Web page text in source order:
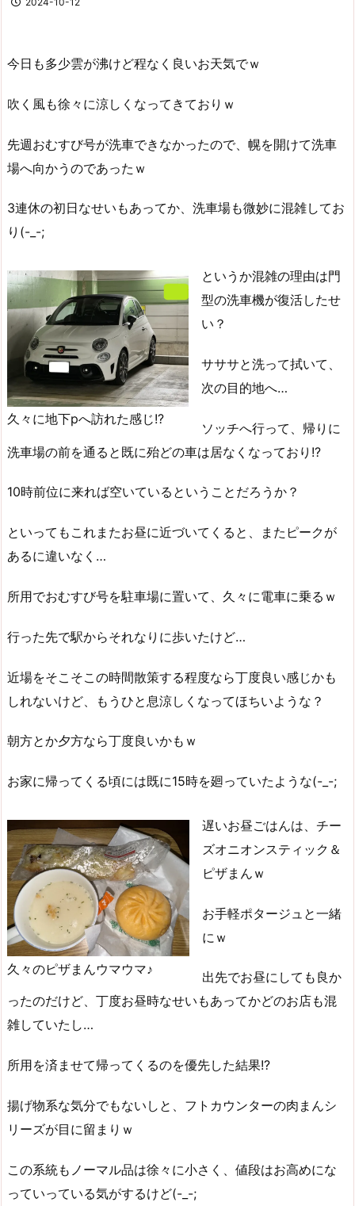
今日も多少雲が沸けど程なく良いお天気でｗ
吹く風も徐々に涼しくなってきておりｗ
先週おむすび号が洗車できなかったので、幌を開けて洗車
場へ向かうのであったｗ
3連休の初日なせいもあってか、洗車場も微妙に混雑してお
り(-_-;
久々に地下pへ訪れた感じ!?
というか混雑の理由は門
型の洗車機が復活したせ
い？
サササと洗って拭いて、
次の目的地へ…
ソッチへ行って、帰りに
洗車場の前を通ると既に殆どの車は居なくなっており!?
10時前位に来れば空いているということだろうか？
といってもこれまたお昼に近づいてくると、またピークが
あるに違いなく…
所用でおむすび号を駐車場に置いて、久々に電車に乗るｗ
行った先で駅からそれなりに歩いたけど…
近場をそこそこの時間散策する程度なら丁度良い感じかも
しれないけど、もうひと息涼しくなってほちいような？
朝方とか夕方なら丁度良いかもｗ
お家に帰ってくる頃には既に15時を廻っていたような(-_-;
久々のピザまんウマウマ♪
遅いお昼ごはんは、チー
ズオニオンスティック＆
ピザまんｗ
お手軽ポタージュと一緒
にｗ
出先でお昼にしても良か
ったのだけど、丁度お昼時なせいもあってかどのお店も混
雑していたし…
所用を済ませて帰ってくるのを優先した結果!?
揚げ物系な気分でもないしと、フトカウンターの肉まんシ
リーズが目に留まりｗ
この系統もノーマル品は徐々に小さく、値段はお高めにな
っていっている気がするけど(-_-;